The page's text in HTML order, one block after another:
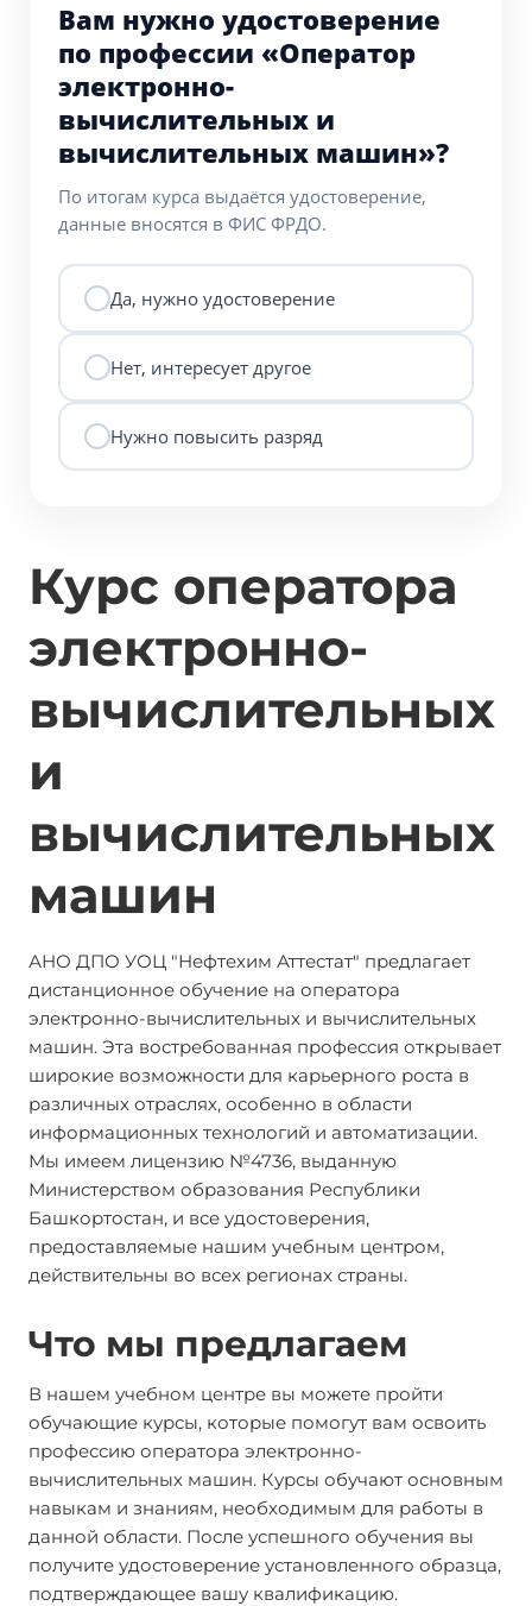
Вам нужно удостоверение
по профессии «Оператор
электронно-
вычислительных и
вычислительных машин»?
По итогам курса выдаётся удостоверение,
данные вносятся в ФИС ФРДО.
Да, нужно удостоверение
Нет, интересует другое
Нужно повысить разряд
Курс оператора
электронно-
вычислительных
и
вычислительных
машин
АНО ДПО УОЦ "Нефтехим Аттестат" предлагает
дистанционное обучение на оператора
электронно-вычислительных и вычислительных
машин. Эта востребованная профессия открывает
широкие возможности для карьерного роста в
различных отраслях, особенно в области
информационных технологий и автоматизации.
Мы имеем лицензию №4736, выданную
Министерством образования Республики
Башкортостан, и все удостоверения,
предоставляемые нашим учебным центром,
действительны во всех регионах страны.
Что мы предлагаем
В нашем учебном центре вы можете пройти
обучающие курсы, которые помогут вам освоить
профессию оператора электронно-
вычислительных машин. Курсы обучают основным
навыкам и знаниям, необходимым для работы в
данной области. После успешного обучения вы
получите удостоверение установленного образца,
подтверждающее вашу квалификацию.